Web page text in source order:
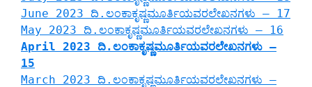
June 2023 ದಿ.ಲಂಕಾಕೃಷ್ಣಮೂರ್ತಿಯವರಲೇಖನಗಳು – 17
May 2023 ದಿ.ಲಂಕಾಕೃಷ್ಣಮೂರ್ತಿಯವರಲೇಖನಗಳು – 16
April 2023 ದಿ.ಲಂಕಾಕೃಷ್ಣಮೂರ್ತಿಯವರಲೇಖನಗಳು –
15
March 2023 ದಿ.ಲಂಕಾಕೃಷ್ಣಮೂರ್ತಿಯವರಲೇಖನಗಳು –